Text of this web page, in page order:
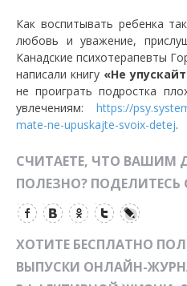
Как воспитывать ребенка
любовь и уважение,
Канадские психотерапевты
написали книгу «Не
не проиграть подростка
увлечениям: https://
mate-ne-upuskajte-svoix-detej.
СЧИТАЕТЕ, ЧТО ВАШИМ
ПОЛЕЗНО? ПОДЕЛИТЕСЬ
ХОТИТЕ БЕСПЛАТНО
ВЫПУСКИ ОНЛАЙН-